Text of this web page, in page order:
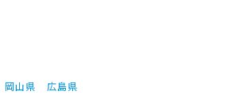
岡山県
広島県